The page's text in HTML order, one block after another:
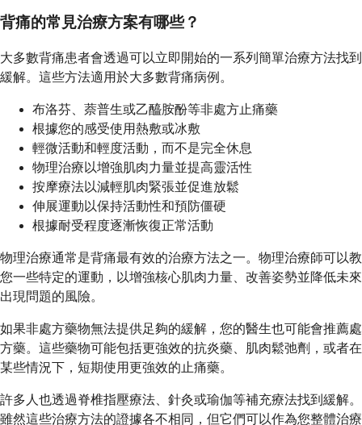
背痛的常見治療方案有哪些？
大多數背痛患者會透過可以立即開始的一系列簡單治療方法找到
緩解。這些方法適用於大多數背痛病例。
布洛芬、萘普生或乙醯胺酚等非處方止痛藥
根據您的感受使用熱敷或冰敷
輕微活動和輕度活動，而不是完全休息
物理治療以增強肌肉力量並提高靈活性
按摩療法以減輕肌肉緊張並促進放鬆
伸展運動以保持活動性和預防僵硬
根據耐受程度逐漸恢復正常活動
物理治療通常是背痛最有效的治療方法之一。物理治療師可以教
您一些特定的運動，以增強核心肌肉力量、改善姿勢並降低未來
出現問題的風險。
如果非處方藥物無法提供足夠的緩解，您的醫生也可能會推薦處
方藥。這些藥物可能包括更強效的抗炎藥、肌肉鬆弛劑，或者在
某些情況下，短期使用更強效的止痛藥。
許多人也透過脊椎指壓療法、針灸或瑜伽等補充療法找到緩解。
雖然這些治療方法的證據各不相同，但它們可以作為您整體治療